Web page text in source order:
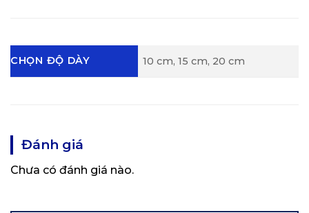
CHỌN ĐỘ DÀY 10 cm, 15 cm, 20 cm
Đánh giá
Chưa có đánh giá nào.